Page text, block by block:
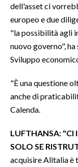
3 MINUTI CON
INFO AZIENDE
ABBONATI
ANNUNCI
NECROLOGI
PUBBLICITÀ
SPIAGGE
STORE
dell'asset ci
europeo e due
"la possibilità agli
nuovo governo",
Sviluppo
"È una questione
anche di
Calenda.
LUFTHANSA: "CI
SOLO SE
acquisire Alitalia è